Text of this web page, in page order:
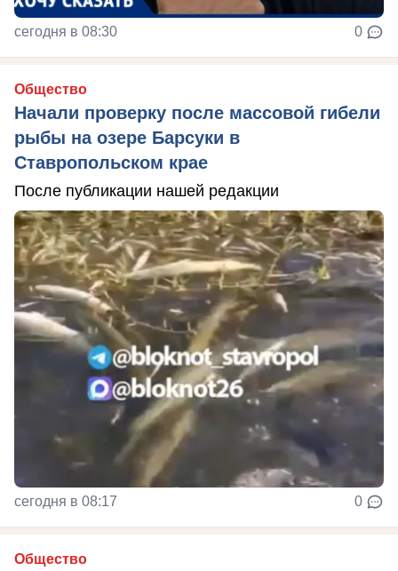
сегодня в 08:30 0
Общество
Начали проверку после массовой гибели
рыбы на озере Барсуки в
Ставропольском крае
После публикации нашей редакции
сегодня в 08:17 0
Общество